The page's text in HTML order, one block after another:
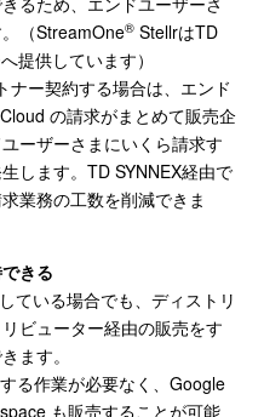
（StreamOne® StellrはTD
提供しています）
ナー契約する場合は、エンド
の請求がまとめて販売企
ーザーさまにいくら請求す
します。TD SYNNEX経由で
業務の工数を削減できま
きる
ている場合でも、ディストリ
ビューター経由の販売をす
ます。
る作業が必要なく、Google
も販売することが可能